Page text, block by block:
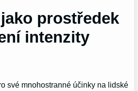
prostředek
intenzity
své mnohostranné účinky na lidské